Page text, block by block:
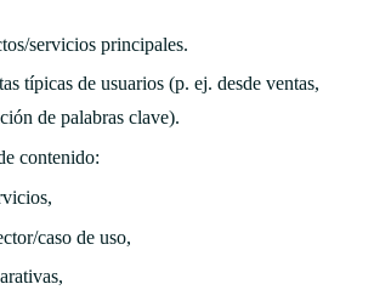
servicios principales.
típicas de usuarios (p. ej. desde ventas,
de palabras clave).
contenido:
caso de uso,